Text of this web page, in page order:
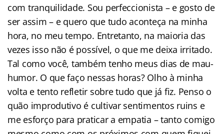
com tranquilidade. Sou perfeccionista – e gosto de
ser assim – e quero que tudo aconteça na minha
hora, no meu tempo. Entretanto, na maioria das
vezes isso não é possível, o que me deixa irritado.
Tal como você, também tenho meus dias de mau-
humor. O que faço nessas horas? Olho à minha
volta e tento refletir sobre tudo que já fiz. Penso o
quão improdutivo é cultivar sentimentos ruins e
me esforço para praticar a empatia – tanto comigo